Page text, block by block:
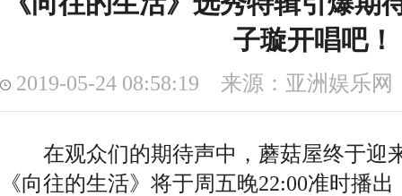
子璇开唱吧！
2019-05-24 08:58:19 来源：亚洲娱乐网
在观众们的期待声中，蘑菇屋终于迎
《向往的生活》将于周五晚22:00准时播